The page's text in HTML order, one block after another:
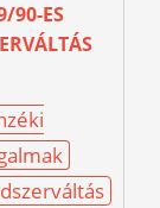
90-ES